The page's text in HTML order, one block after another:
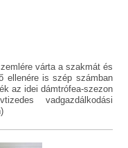
várta a szakmát és
ellenére is szép számban
az idei dámtrófea-szezon
vadgazdálkodási